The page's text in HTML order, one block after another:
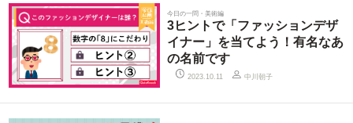
今日の一問・美術編
3ヒントで「ファッションデザ
イナー」を当てよう！有名なあ
の名前です
2023.10.11 中川朝子